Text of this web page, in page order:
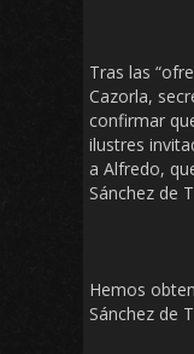
Tras las
Cazorla,
confirmar
ilustres
a Alfredo,
Sánchez de
Hemos
Sánchez de